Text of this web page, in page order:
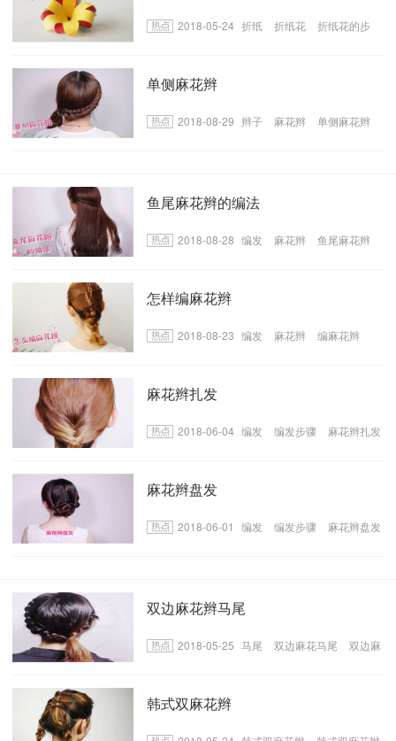
2018-05-24 折纸 折纸花
折纸花的步
单侧麻花辫
2018-08-29 辫子 麻花辫 单侧麻花辫
鱼尾麻花辫的编法
2018-08-28 编发 麻花辫 鱼尾麻花辫
怎样编麻花辫
2018-08-23 编发 麻花辫 编麻花辫
麻花辫扎发
2018-06-04 编发 编发步骤
麻花辫扎发
麻花辫盘发
2018-06-01 编发 编发步骤
麻花辫盘发
双边麻花辫马尾
2018-05-25 马尾 双边麻花马尾
双边麻
韩式双麻花辫